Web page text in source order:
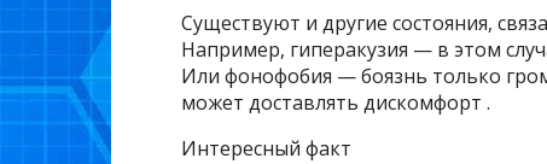
Существуют и другие состояния,
Например, гиперакузия — в этом
Или фонофобия — боязнь только
может доставлять дискомфорт .
Интересный факт